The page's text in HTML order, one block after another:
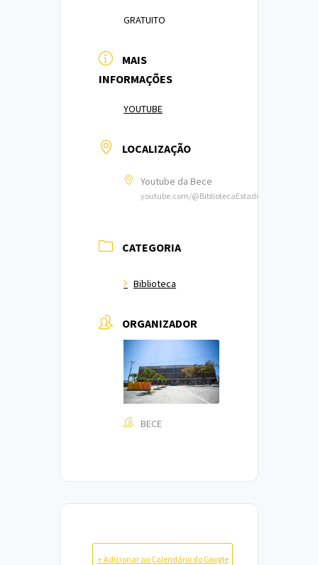
GRATUITO
MAIS
INFORMAÇÕES
YOUTUBE
LOCALIZAÇÃO
Youtube da Bece
youtube.com/@BibliotecaEstadualdoCeara
CATEGORIA
Biblioteca
ORGANIZADOR
BECE
+ Adicionar ao Calendário do Google